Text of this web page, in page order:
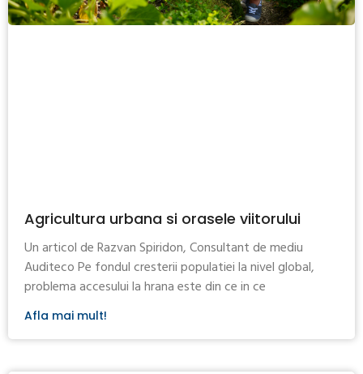
Agricultura urbana si orasele viitorului
Un articol de Razvan Spiridon, Consultant de mediu
Auditeco Pe fondul cresterii populatiei la nivel global,
problema accesului la hrana este din ce in ce
Afla mai mult!